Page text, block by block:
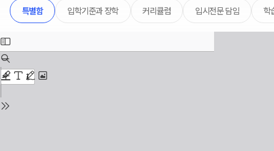
특별함 입학기준과 장학 커리큘럼 입시전문 담임 학